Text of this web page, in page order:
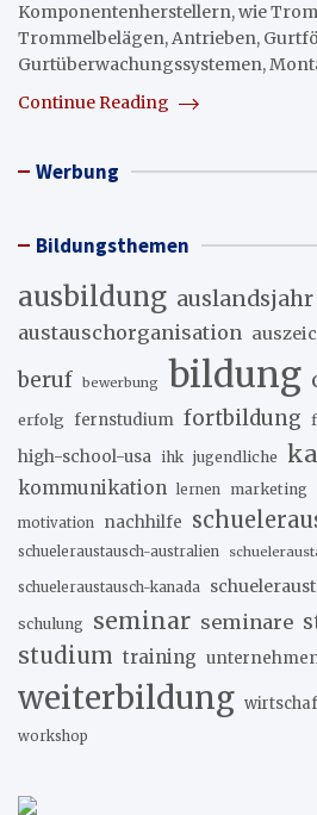
Komponentenherstellern, wie
Trommelbelägen, Antrieben,
Gurtüberwachungssystemen,
Continue Reading
Werbung
Bildungsthemen
ausbildung auslandsjahr
austauschorganisation
beruf bewerbung bildung
erfolg fernstudium fortbildung
high-school-usa ihk jugendliche
kommunikation lernen marketing
motivation nachhilfe
schueleraustausch-australien
schueleraustausch-kanada
schulung seminar seminare
studium training
weiterbildung
workshop